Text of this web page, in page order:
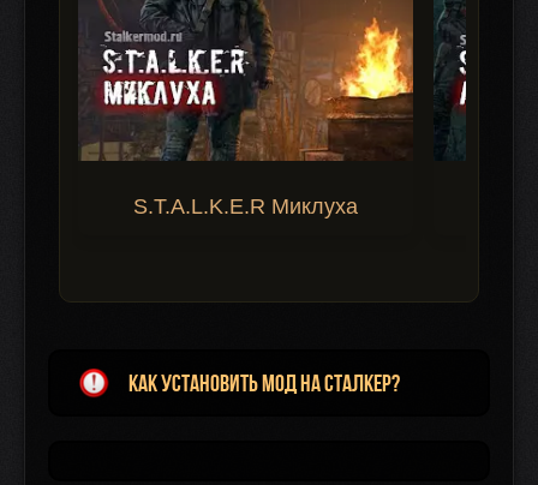
S.T.A.L.K.E.R Миклуха
Как установить мод на Сталкер?